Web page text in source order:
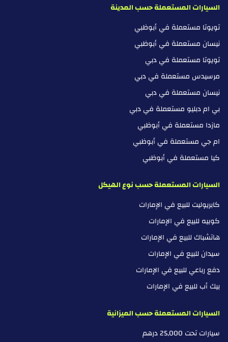
السيارات المستعملة حسب المدينة
تويوتا مستعملة في أبوظبي
نيسان مستعملة في أبوظبي
تويوتا مستعملة في دبي
مرسيدس مستعملة في دبي
نيسان مستعملة في دبي
بي ام دبليو مستعملة في دبي
مازدا مستعملة في أبوظبي
ام جي مستعملة في أبوظبي
كيا مستعملة في أبوظبي
السيارات المستعملة حسب نوع الهيكل
كابريوليت للبيع في الإمارات
كوبيه للبيع في الإمارات
هاتشباك للبيع في الإمارات
سيدان للبيع في الإمارات
دفع رباعي للبيع في الإمارات
بيك أب للبيع في الإمارات
السيارات المستعملة حسب الميزانية
سيارات تحت 25,000 درهم